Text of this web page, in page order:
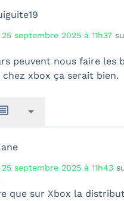
25 septembre 2025 à 11h37
peuvent nous faire les
xbox ça serait bien.
arrow_drop_down
25 septembre 2025 à 11h43
que sur Xbox la